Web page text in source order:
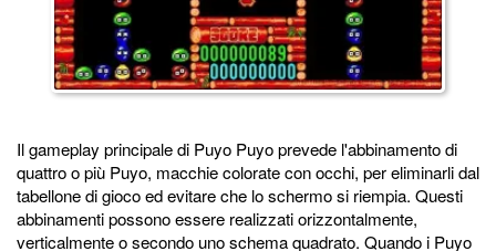
Il gameplay principale di Puyo Puyo prevede l'abbinamento di
quattro o più Puyo, macchie colorate con occhi, per eliminarli dal
tabellone di gioco ed evitare che lo schermo si riempia. Questi
abbinamenti possono essere realizzati orizzontalmente,
verticalmente o secondo uno schema quadrato. Quando i Puyo